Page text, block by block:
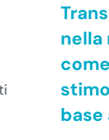
nella
base